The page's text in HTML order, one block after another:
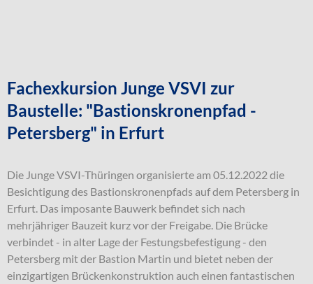
Fachexkursion Junge VSVI zur
Baustelle: "Bastionskronenpfad -
Petersberg" in Erfurt
Die Junge VSVI-Thüringen organisierte am 05.12.2022 die
Besichtigung des Bastionskronenpfads auf dem Petersberg in
Erfurt. Das imposante Bauwerk befindet sich nach
mehrjähriger Bauzeit kurz vor der Freigabe. Die Brücke
verbindet - in alter Lage der Festungsbefestigung - den
Petersberg mit der Bastion Martin und bietet neben der
einzigartigen Brückenkonstruktion auch einen fantastischen